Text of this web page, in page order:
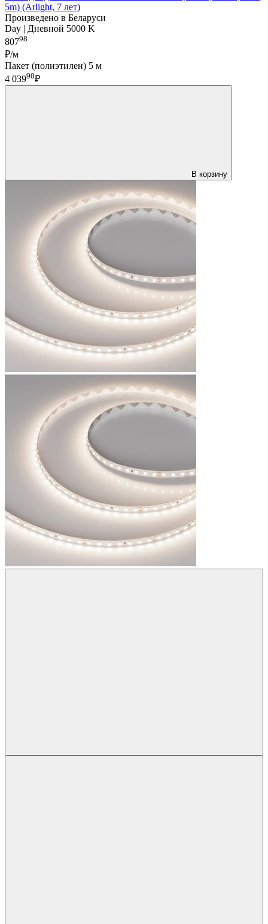
5m) (Arlight, 7 лет)
Произведено в Беларуси
Day | Дневной 5000 K
80798
₽/м
Пакет (полиэтилен) 5 м
4 03990₽
В корзину